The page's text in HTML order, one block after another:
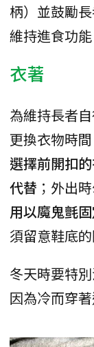
柄）並鼓勵
維持進食功能
衣著
為維持長者
更換衣物時
選擇前開扣
代替 ；外出
用以魔鬼氈
須留意鞋底的
冬天時要特
因為冷而穿